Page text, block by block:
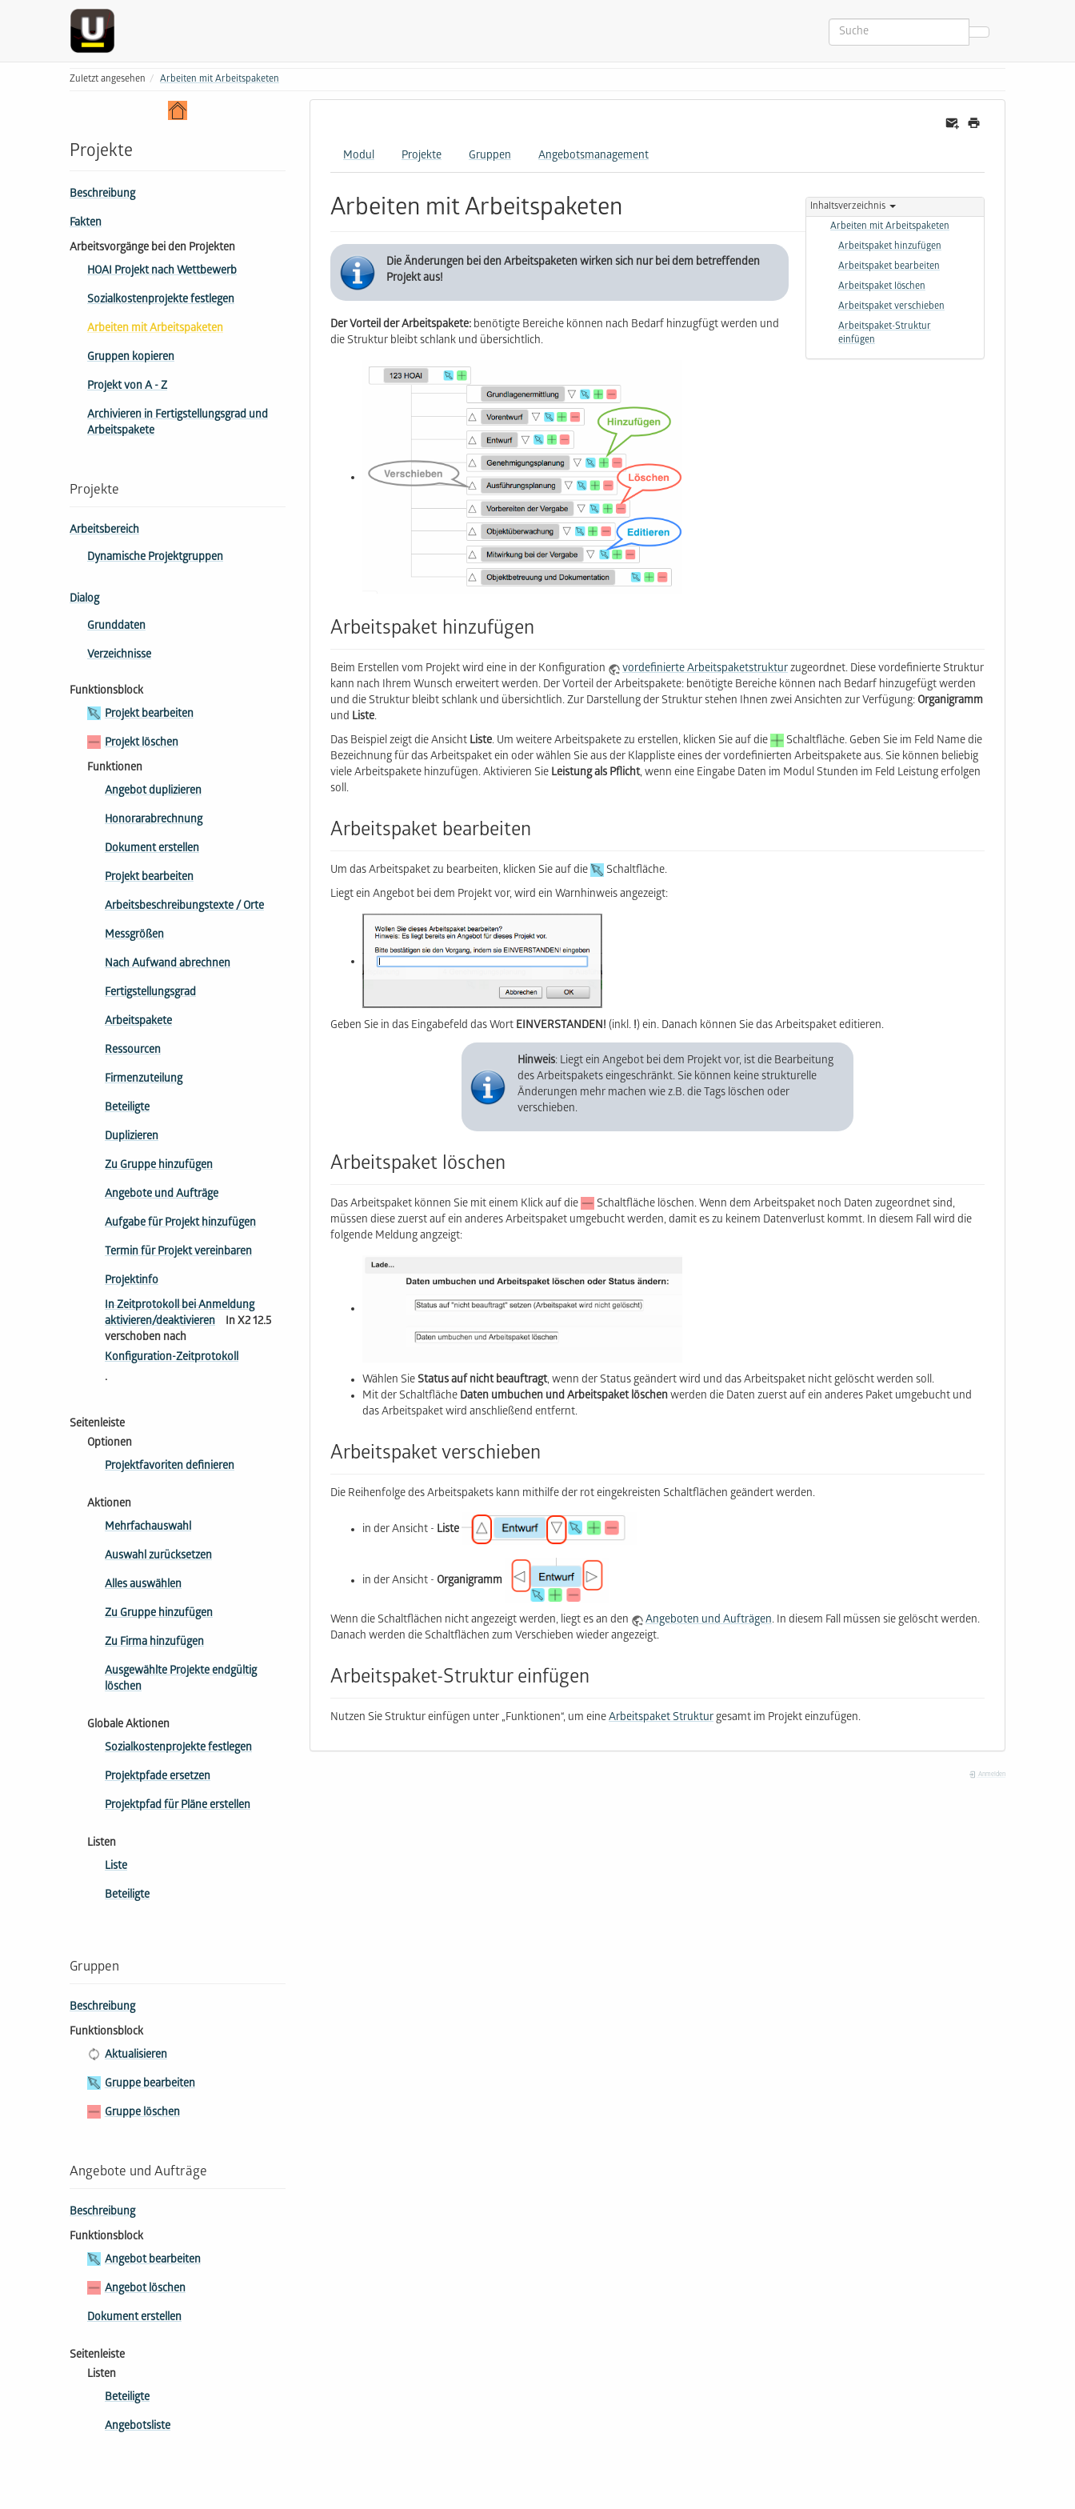
Zuletzt angesehen Arbeiten mit Arbeitspaketen
Projekte
Beschreibung
Fakten
Arbeitsvorgänge bei den Projekten
HOAI Projekt nach Wettbewerb
Sozialkostenprojekte festlegen
Arbeiten mit Arbeitspaketen
Gruppen kopieren
Projekt von A - Z
Archivieren in Fertigstellungsgrad und
Arbeitspakete
Projekte
Arbeitsbereich
Dynamische Projektgruppen
Dialog
Grunddaten
Verzeichnisse
Funktionsblock
Projekt bearbeiten
Projekt löschen
Funktionen
Angebot duplizieren
Honorarabrechnung
Dokument erstellen
Projekt bearbeiten
Arbeitsbeschreibungs​texte / Orte
Messgrößen
Nach Aufwand abrechnen
Fertigstellungsgrad
Arbeitspakete
Ressourcen
Firmenzuteilung
Beteiligte
Duplizieren
Zu Gruppe hinzufügen
Angebote und Aufträge
Aufgabe für Projekt hinzufügen
Termin für Projekt vereinbaren
Projektinfo
In Zeitprotokoll bei Anmeldung
aktivieren/deaktivieren
In X2 12.5
verschoben nach
Konfiguration-Zeitprotokoll
.
Seitenleiste
Optionen
Projektfavoriten definieren
Aktionen
Mehrfachauswahl
Auswahl zurücksetzen
Alles auswählen
Zu Gruppe hinzufügen
Zu Firma hinzufügen
Ausgewählte Projekte endgültig
löschen
Globale Aktionen
Sozialkostenprojekte festlegen
Projektpfade ersetzen
Projektpfad für Pläne erstellen
Listen
Liste
Beteiligte
Gruppen
Beschreibung
Funktionsblock
Aktualisieren
Gruppe bearbeiten
Gruppe löschen
Angebote und Aufträge
Beschreibung
Funktionsblock
Angebot bearbeiten
Angebot löschen
Dokument erstellen
Seitenleiste
Listen
Beteiligte
Angebotsliste
Modul Projekte Gruppen Angebotsmanagement
Inhaltsverzeichnis
Arbeiten mit Arbeitspaketen
Arbeitspaket hinzufügen
Arbeitspaket bearbeiten
Arbeitspaket löschen
Arbeitspaket verschieben
Arbeitspaket-Struktur
einfügen
Arbeiten mit Arbeitspaketen
Die Änderungen bei den Arbeitspaketen wirken sich nur bei dem betreffenden
Projekt aus!
Der Vorteil der Arbeitspakete: benötigte Bereiche können nach Bedarf hinzugfügt werden und
die Struktur bleibt schlank und übersichtlich.
Arbeitspaket hinzufügen
Beim Erstellen vom Projekt wird eine in der Konfiguration vordefinierte Arbeitspaketstrukturzugeordnet. Diese vordefinierte Struktur
kann nach Ihrem Wunsch erweitert werden. Der Vorteil der Arbeitspakete: benötigte Bereiche können nach Bedarf hinzugefügt werden
und die Struktur bleibt schlank und übersichtlich. Zur Darstellung der Struktur stehen Ihnen zwei Ansichten zur Verfügung: Organigramm
und Liste.
Das Beispiel zeigt die Ansicht Liste. Um weitere Arbeitspakete zu erstellen, klicken Sie auf die
Schaltfläche. Geben Sie im Feld Name die
Bezeichnung für das Arbeitspaket ein oder wählen Sie aus der Klappliste eines der vordefinierten Arbeitspakete aus. Sie können beliebig
viele Arbeitspakete hinzufügen. Aktivieren Sie Leistung als Pflicht, wenn eine Eingabe Daten im Modul Stunden im Feld Leistung erfolgen
soll.
Arbeitspaket bearbeiten
Um das Arbeitspaket zu bearbeiten, klicken Sie auf die
Schaltfläche.
Liegt ein Angebot bei dem Projekt vor, wird ein Warnhinweis angezeigt:
Geben Sie in das Eingabefeld das Wort EINVERSTANDEN! (inkl. !) ein. Danach können Sie das Arbeitspaket editieren.
Hinweis: Liegt ein Angebot bei dem Projekt vor, ist die Bearbeitung
des Arbeitspakets eingeschränkt. Sie können keine strukturelle
Änderungen mehr machen wie z.B. die Tags löschen oder
verschieben.
Arbeitspaket löschen
Das Arbeitspaket können Sie mit einem Klick auf die
Schaltfläche löschen. Wenn dem Arbeitspaket noch Daten zugeordnet sind,
müssen diese zuerst auf ein anderes Arbeitspaket umgebucht werden, damit es zu keinem Datenverlust kommt. In diesem Fall wird die
folgende Meldung angzeigt:
Wählen SieStatus auf nicht beauftragt, wenn der Status geändert wird und das Arbeitspaket nicht gelöscht werden soll.
Mit der Schaltfläche Daten umbuchen und Arbeitspaket löschenwerden die Daten zuerst auf ein anderes Paket umgebucht und
das Arbeitspaket wird anschließend entfernt.
Arbeitspaket verschieben
Die Reihenfolge des Arbeitspakets kann mithilfe der rot eingekreisten Schaltflächen geändert werden.
in der Ansicht - Liste
in der Ansicht - Organigramm
Wenn die Schaltflächen nicht angezeigt werden, liegt es an den Angeboten und Aufträgen. In diesem Fall müssen sie gelöscht werden.
Danach werden die Schaltflächen zum Verschieben wieder angezeigt.
Arbeitspaket-Struktur einfügen
Nutzen Sie Struktur einfügen unter „Funktionen“, um eineArbeitspaket Strukturgesamt im Projekt einzufügen.
Anmelden